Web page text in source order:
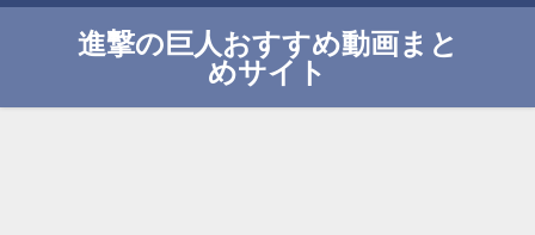
進撃の巨人おすすめ動画まと
めサイト